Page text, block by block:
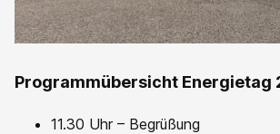
Programmübersicht Energietag
11.30 Uhr – Begrüßung